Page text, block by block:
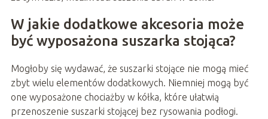
W jakie dodatkowe akcesoria może
być wyposażona suszarka stojąca?
Mogłoby się wydawać, że suszarki stojące nie mogą mieć
zbyt wielu elementów dodatkowych. Niemniej mogą być
one wyposażone chociażby w kółka, które ułatwią
przenoszenie suszarki stojącej bez rysowania podłogi.